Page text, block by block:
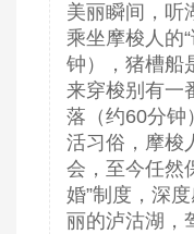
美丽瞬间，听
乘坐摩梭人的
钟），猪槽船
来穿梭别有一
落（约60分钟
活习俗，摩梭
会，至今任然
婚”制度，深
丽的泸沽湖，